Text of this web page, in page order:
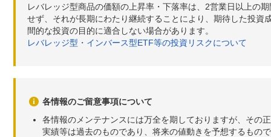
レバレッジ型商品の価額の上昇率・下落率は、2営業日以上の
せず、それが長期にわたり継続することにより、期待した投
間的な投資の目的に適合しない場合があります。
レバレッジ型・インバース型ETF等の投資リスクについて
各情報のご留意事項について
各情報のメンテナンスには万全を期しておりますが、その
実績等は過去のものであり、将来の値動きを予想するもの